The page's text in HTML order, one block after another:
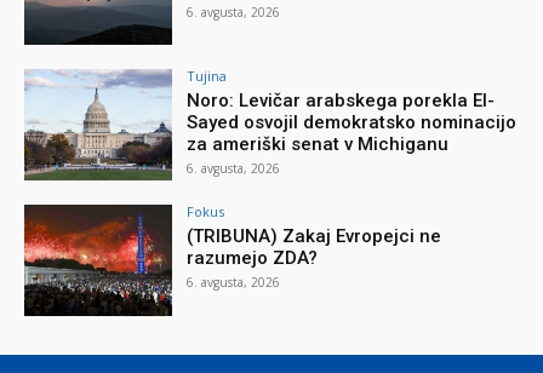
6. avgusta, 2026
Tujina
Noro: Levičar arabskega porekla El-
Sayed osvojil demokratsko nominacijo
za ameriški senat v Michiganu
6. avgusta, 2026
Fokus
(TRIBUNA) Zakaj Evropejci ne
razumejo ZDA?
6. avgusta, 2026